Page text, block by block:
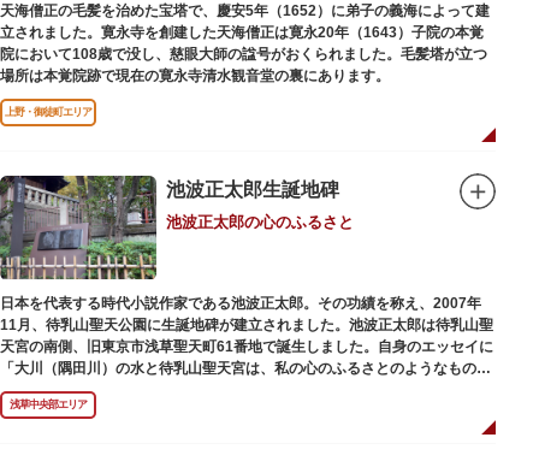
天海僧正の毛髪を治めた宝塔で、慶安5年（1652）に弟子の義海によって建
立されました。寛永寺を創建した天海僧正は寛永20年（1643）子院の本覚
院において108歳で没し、慈眼大師の諡号がおくられました。毛髪塔が立つ
場所は本覚院跡で現在の寛永寺清水観音堂の裏にあります。
上野・御徒町エリア
池波正太郎生誕地碑
池波正太郎の心のふるさと
日本を代表する時代小説作家である池波正太郎。その功績を称え、2007年
11月、待乳山聖天公園に生誕地碑が建立されました。池波正太郎は待乳山聖
天宮の南側、旧東京市浅草聖天町61番地で誕生しました。自身のエッセイに
「大川（隅田川）の水と待乳山聖天宮は、私の心のふるさとのようなもの
だ」（『東京の情景「大川と待乳山聖天宮」』より）と記しており、小説の
舞台にも待乳山や近くの今戸、橋場などをたびたび登場させています。
浅草中央部エリア